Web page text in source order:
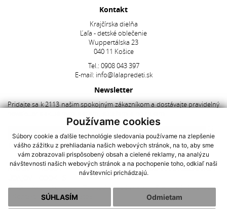
Používame cookies
Súbory cookie a ďalšie technológie sledovania používame na zlepšenie
vášho zážitku z prehliadania našich webových stránok, na to, aby sme
vám zobrazovali prispôsobený obsah a cielené reklamy, na analýzu
návštevnosti našich webových stránok a na pochopenie toho, odkiaľ naši
návštevníci prichádzajú.
SÚHLASÍM Odmietam
Kontakt
Krajčírska dielňa
Ľaľa - detské oblečenie
Wuppertálska 23
040 11 Košice
Tel.: 0908 043 397
E-mail: info@lalapredeti.sk
Newsletter
Pridajte sa k 2113 našim spokojným zákazníkom a dostávajte pravidelný
Súhlasím so spracovaním osobných údajov
AKCIOVÉ PRODUKTY NAJNOVŠIE V PONUKE |
OCHRANA OSOBNÝCH
O nás|Ako nakupovať|Obchodné podmienky|Reklamačný poriadok
|Doprava a platba